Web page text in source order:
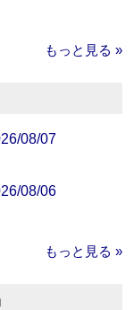
もっと見る »
08/07
08/06
もっと見る »